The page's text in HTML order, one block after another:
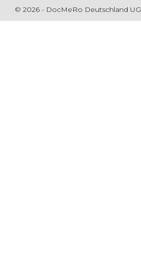
© 2026 - DocMeRo Deutschland UG